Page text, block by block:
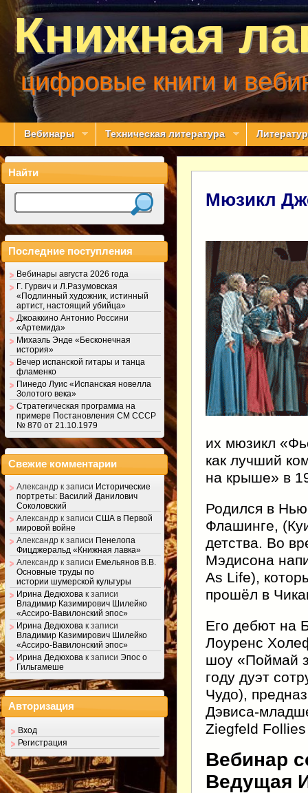
Книжная
цифровые книги и
Вебинары Техническая литература
Мюзикл
их мюзикл
как лучший
на крыше» в
Родился в
Флашинге,
детства. Во
Мэдисона
As Life),
прошёл в
Его дебют на
Лоуренс
шоу «Поймай
году дуэт
Чудо),
Дэвиса-
Ziegfeld Follies
Вебинар
Ведущая
Найти
Последние поступления
Вебинары августа 2026 года
Г. Гурвич и Л.Разумовская
«Подлинный художник, истинный
артист, настоящий убийца»
Джоаккино Антонио Россини
«Артемида»
Михаэль Энде «Бесконечная
история»
Вечер испанской гитары и танца
фламенко
Пинедо Луис «Испанская новелла
Золотого века»
Стратегическая программа на
примере Постановления СМ СССР
№ 870 от 21.10.1979
Свежие комментарии
Александр к записи Исторические
портреты: Василий Данилович
Соколовский
Александр к записи США в Первой
мировой войне
Александр к записи Пенелопа
Фицджеральд «Книжная лавка»
Александр к записи Емельянов В.В.
Основные труды по
истории шумерской культуры
Ирина Дедюхова к записи
Владимир Казимирович Шилейко
«Ассиро-Вавилонский эпос»
Ирина Дедюхова к записи
Владимир Казимирович Шилейко
«Ассиро-Вавилонский эпос»
Ирина Дедюхова к записи Эпос о
Гильгамеше
Авторизация
Вход
Регистрация